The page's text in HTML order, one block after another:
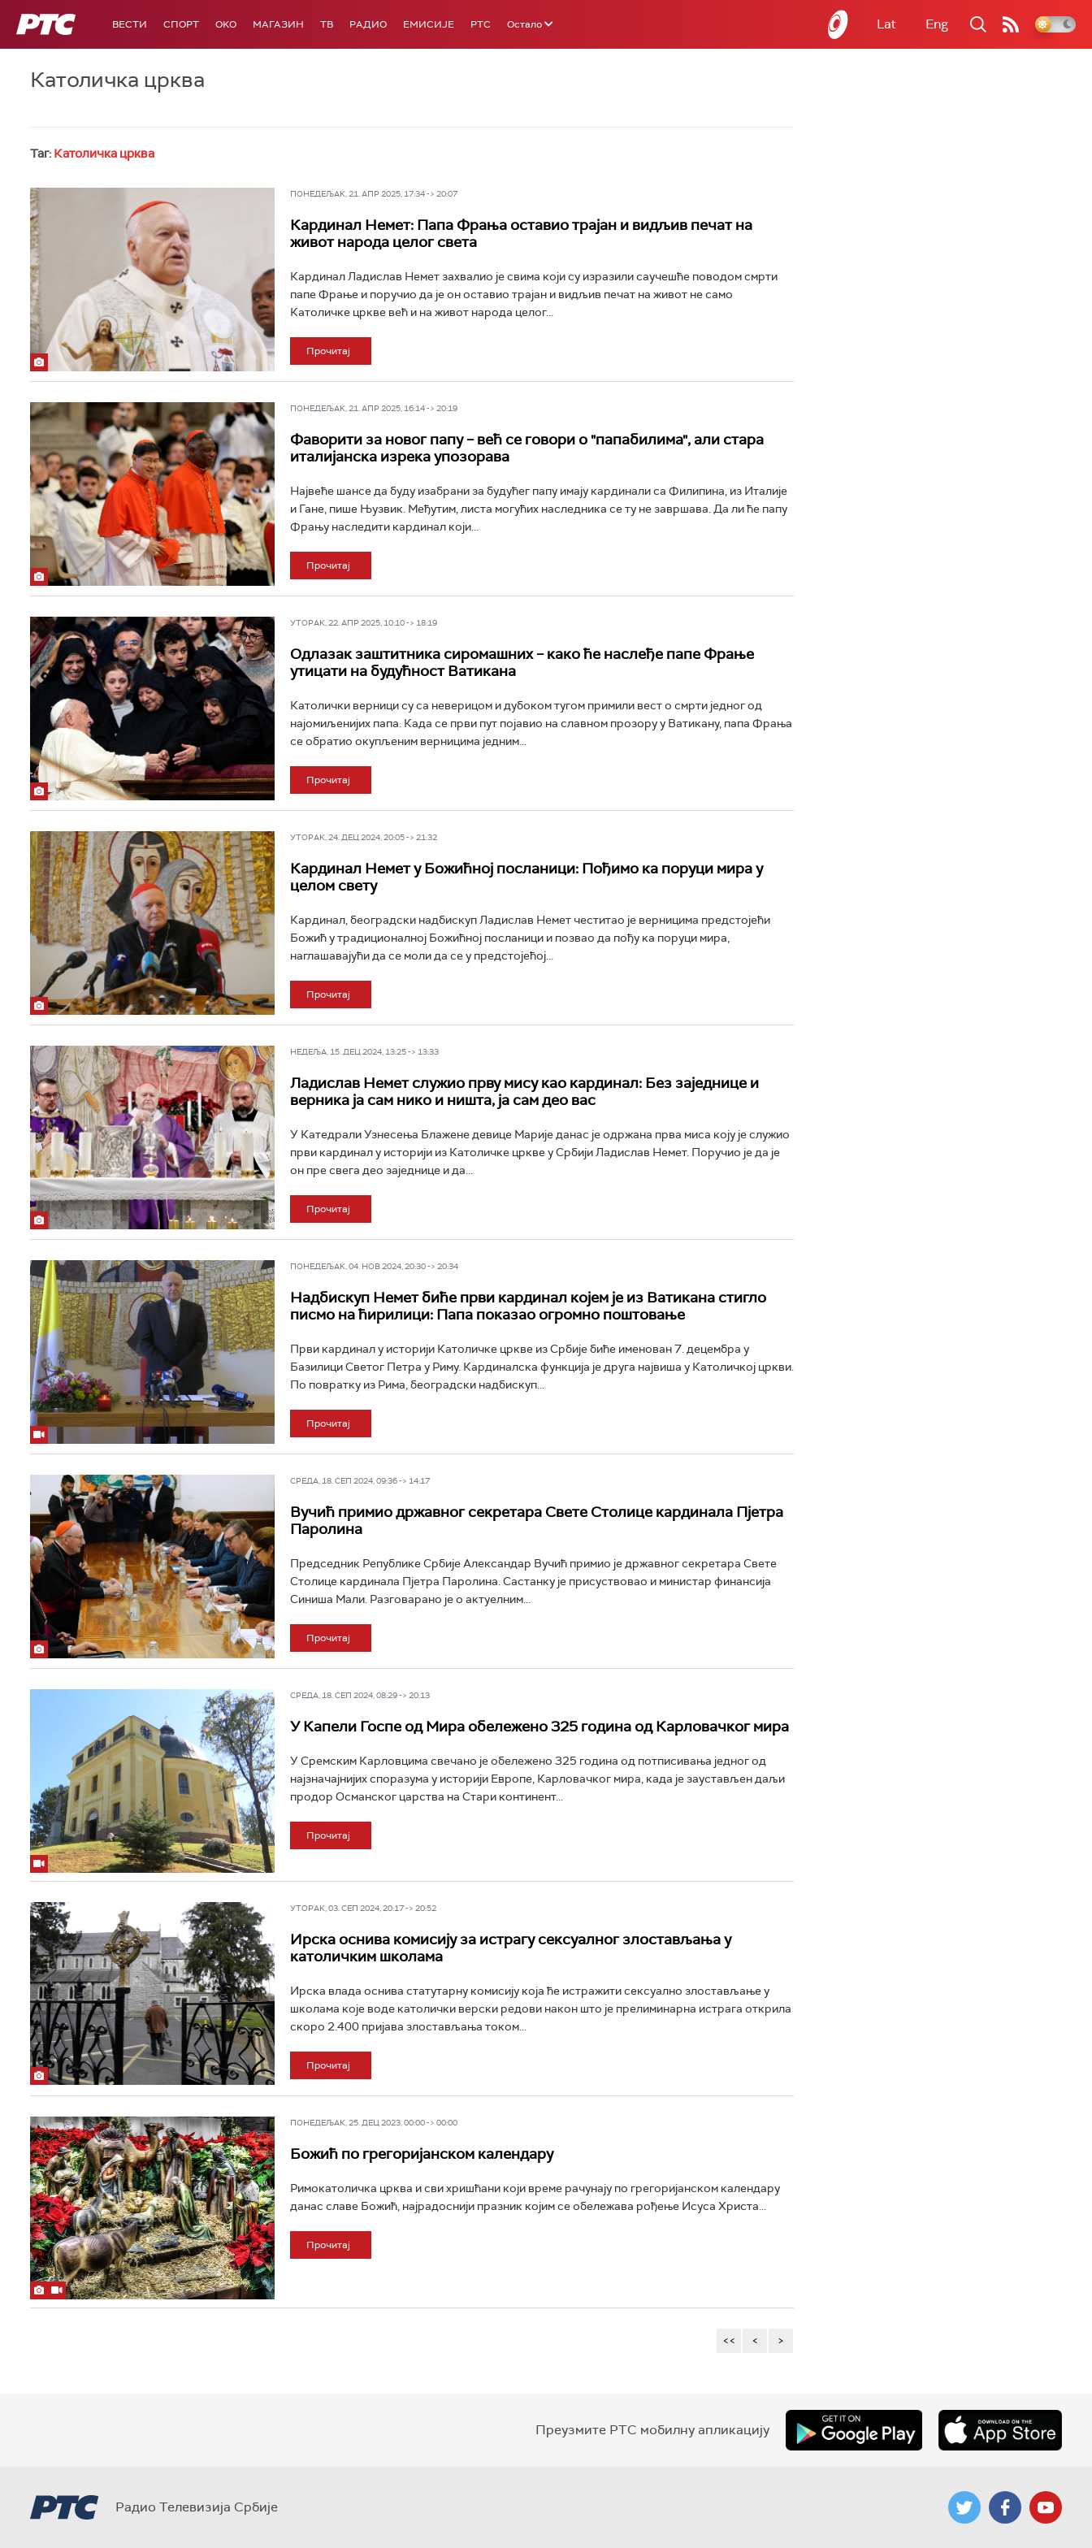
РТС ВЕСТИ СПОРТ OKO МАГАЗИН ТВ РАДИО ЕМИСИЈЕ РТС Остало Lat Eng
Католичка црква
Таг: Католичка црква
ПОНЕДЕЉАК, 21. АПР 2025, 17:34 -> 20:07
Кардинал Немет: Папа Фрања оставио трајан и видљив печат на
живот народа целог света
Кардинал Ладислав Немет захвалио је свима који су изразили саучешће поводом смрти
папе Фрање и поручио да је он оставио трајан и видљив печат на живот не само
Католичке цркве већ и на живот народа целог...
Прочитај
ПОНЕДЕЉАК, 21. АПР 2025, 16:14 -> 20:19
Фаворити за новог папу – већ се говори о "папабилима", али стара
италијанска изрека упозорава
Највеће шансе да буду изабрани за будућег папу имају кардинали са Филипина, из Италије
и Гане, пише Њузвик. Међутим, листа могућих наследника се ту не завршава. Да ли ће папу
Фрању наследити кардинал који...
Прочитај
УТОРАК, 22. АПР 2025, 10:10 -> 18:19
Одлазак заштитника сиромашних – како ће наслеђе папе Фрање
утицати на будућност Ватикана
Католички верници су са неверицом и дубоком тугом примили вест о смрти једног од
најомиљенијих папа. Када се први пут појавио на славном прозору у Ватикану, папа Фрања
се обратио окупљеним верницима једним...
Прочитај
УТОРАК, 24. ДЕЦ 2024, 20:05 -> 21:32
Кардинал Немет у Божићној посланици: Пођимо ка поруци мира у
целом свету
Кардинал, београдски надбискуп Ладислав Немет честитао је верницима предстојећи
Божић у традиционалној Божићној посланици и позвао да пођу ка поруци мира,
наглашавајући да се моли да се у предстојећој...
Прочитај
НЕДЕЉА, 15. ДЕЦ 2024, 13:25 -> 13:33
Ладислав Немет служио прву мису као кардинал: Без заједнице и
верника ја сам нико и ништа, ја сам део вас
У Катедрали Узнесења Блажене девице Марије данас је одржана прва миса коју је служио
први кардинал у историји из Католичке цркве у Србији Ладислав Немет. Поручио је да је
он пре свега део заједнице и да...
Прочитај
ПОНЕДЕЉАК, 04. НОВ 2024, 20:30 -> 20:34
Надбискуп Немет биће први кардинал којем је из Ватикана стигло
писмо на ћирилици: Папа показао огромно поштовање
Први кардинал у историји Католичке цркве из Србије биће именован 7. децембра у
Базилици Светог Петра у Риму. Кардиналска функција је друга највиша у Католичкој цркви.
По повратку из Рима, београдски надбискуп...
Прочитај
СРЕДА, 18. СЕП 2024, 09:36 -> 14:17
Вучић примио државног секретара Свете Столице кардинала Пјетра
Паролина
Председник Републике Србије Александар Вучић примио је државног секретара Свете
Столице кардинала Пјетра Паролина. Састанку је присуствовао и министар финансија
Синиша Мали. Разговаранo je о актуелним...
Прочитај
СРЕДА, 18. СЕП 2024, 08:29 -> 20:13
У Капели Госпе од Мира обележено 325 година од Карловачког мира
У Сремским Карловцима свечано је обележено 325 година од потписивања једног од
најзначајнијих споразума у историји Европе, Карловачког мира, када је заустављен даљи
продор Османског царства на Стари континент...
Прочитај
УТОРАК, 03. СЕП 2024, 20:17 -> 20:52
Ирска оснива комисију за истрагу сексуалног злостављања у
католичким школама
Ирска влада оснива статутарну комисију која ће истражити сексуално злостављање у
школама које воде католички верски редови након што је прелиминарна истрага открила
скоро 2.400 пријава злостављања током...
Прочитај
ПОНЕДЕЉАК, 25. ДЕЦ 2023, 00:00 -> 00:00
Божић по грегоријанском календару
Римокатоличка црква и сви хришћани који време рачунају по грегоријанском календару
данас славе Божић, најрадоснији празник којим се обележава рођење Исуса Христа...
Прочитај
<< < >
Преузмите РТС мобилну апликацију
Радио Телевизија Србије